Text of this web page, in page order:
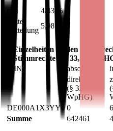
4,83 %
letzte
Mitteilung
5,08 %
7. Einzelheiten zu den
a. Stimmrechte (§§ 33, 34
ISIN
absolut
direkt
(§ 33
WpHG)
DE000A1X3YY0 0
Summe
642461